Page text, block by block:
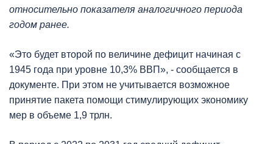
относительно показателя аналогичного периода
годом ранее.
«Это будет второй по величине дефицит начиная с
1945 года при уровне 10,3% ВВП», - сообщается в
документе. При этом не учитывается возможное
принятие пакета помощи стимулирующих экономику
мер в объеме 1,9 трлн.